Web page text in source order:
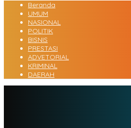
Beranda
UMUM
NASIONAL
POLITIK
BISNIS
PRESTASI
ADVETORIAL
KRIMINAL
DAERAH